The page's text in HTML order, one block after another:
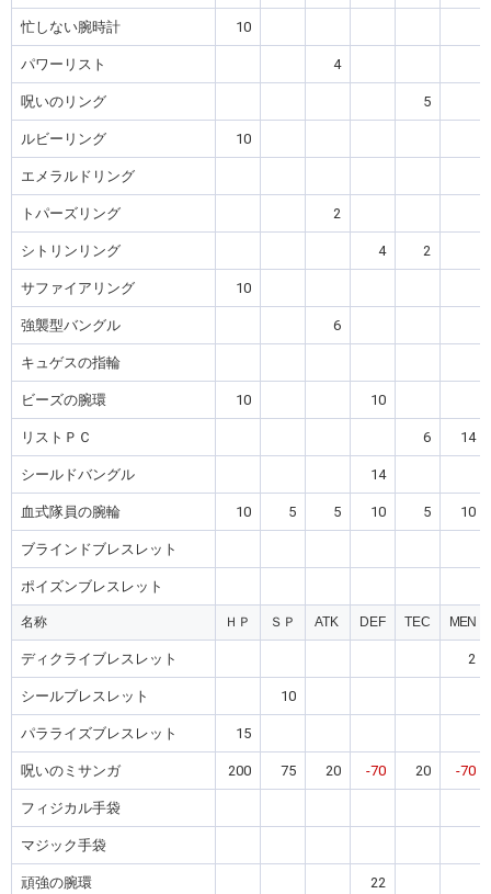
忙しない腕時計 10
パワーリスト 4
呪いのリング 5
ルビーリング 10
エメラルドリング
トパーズリング 2
シトリンリング 4 2
サファイアリング 10
強襲型バングル 6
キュゲスの指輪
ビーズの腕環 10 10
リストＰＣ 6 14
シールドバングル 14
血式隊員の腕輪 10 5 5 10 5 10
ブラインドブレスレット
ポイズンブレスレット
名称 ＨＰ ＳＰ ATK DEF TEC MEN
ディクライブレスレット 2
シールブレスレット 10
パラライズブレスレット 15
呪いのミサンガ 200 75 20 -70 20 -70
フィジカル手袋
マジック手袋
頑強の腕環 22